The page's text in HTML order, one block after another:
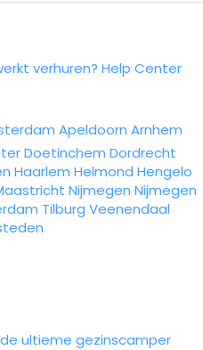
verhuren? Help Center
Apeldoorn Arnhem
Doetinchem Dordrecht
Haarlem Helmond Hengelo
Nijmegen Nijmegen
Tilburg Veenendaal
ultieme gezinscamper